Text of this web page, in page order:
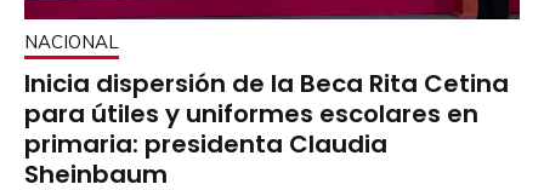
NACIONAL
Inicia dispersión de la Beca Rita Cetina
para útiles y uniformes escolares en
primaria: presidenta Claudia
Sheinbaum